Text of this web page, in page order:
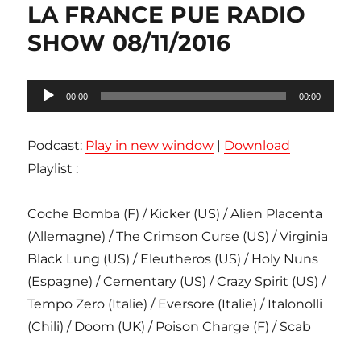
LA FRANCE PUE RADIO
SHOW 08/11/2016
Lecteur
audio
00:00 00:00
Podcast: Play in new window | Download
Playlist :
Coche Bomba (F) / Kicker (US) / Alien Placenta
(Allemagne) / The Crimson Curse (US) / Virginia
Black Lung (US) / Eleutheros (US) / Holy Nuns
(Espagne) / Cementary (US) / Crazy Spirit (US) /
Tempo Zero (Italie) / Eversore (Italie) / Italonolli
(Chili) / Doom (UK) / Poison Charge (F) / Scab